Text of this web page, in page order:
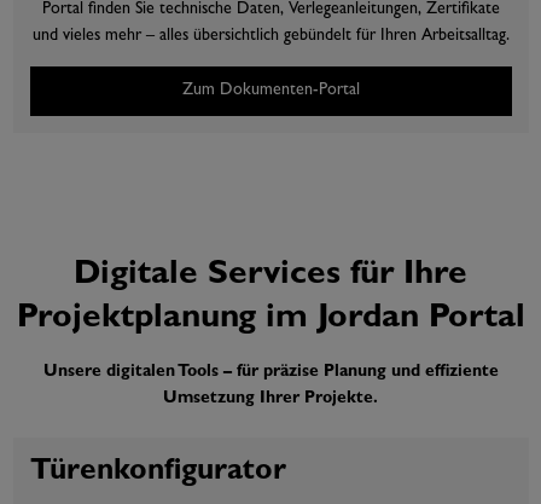
Portal finden Sie technische Daten, Verlegeanleitungen, Zertifikate
und vieles mehr – alles übersichtlich gebündelt für Ihren Arbeitsalltag.
Zum Dokumenten-Portal
Digitale Services für Ihre
Projektplanung im Jordan Portal
Unsere digitalen Tools – für präzise Planung und effiziente
Umsetzung Ihrer Projekte.
Türenkonfigurator